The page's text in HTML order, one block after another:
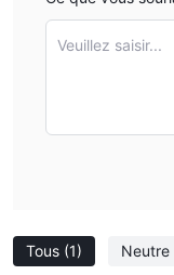
analyses de marché,
manque de diversité
Vital Markets
ne
Tous (1) Neutre
Veuillez saisir...